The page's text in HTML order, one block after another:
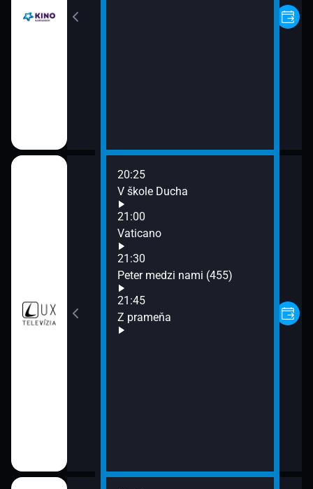
20:25
V škole Ducha
21:00
Vaticano
21:30
Peter medzi nami (455)
21:45
Z prameňa